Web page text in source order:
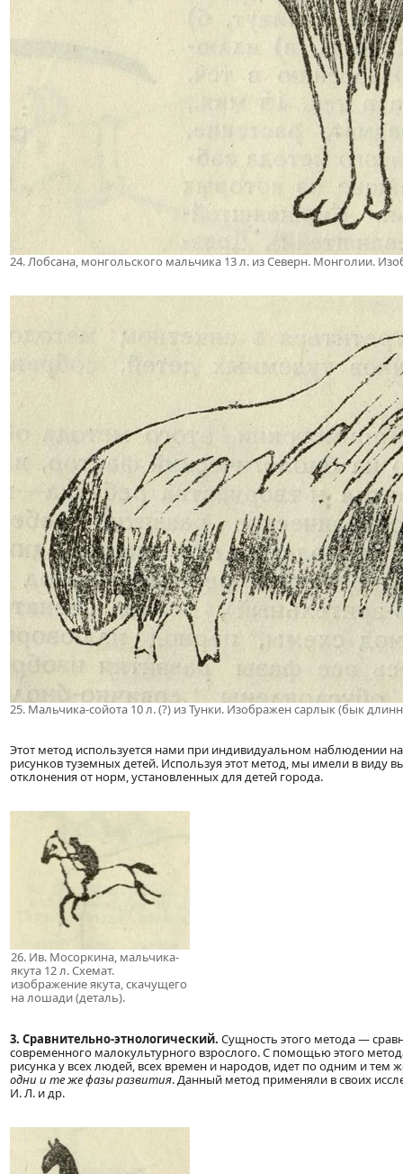
24. Лобсана, монгольского мальчика 13 л. из Северн. Монголии.
25. Мальчика-сойота 10 л. (?) из Тунки. Изображен сарлык (бык
Этот метод используется нами при индивидуальном наблюдении
рисунков туземных детей. Используя этот метод, мы имели в виду
отклонения от норм, установленных для детей города.
26. Ив. Мосоркина, мальчика-
якута 12 л. Схемат.
изображение якута, скачущего
на лошади (деталь).
3. Сравнительно-этнологический. Сущность этого метода —
современного малокультурного взрослого. С помощью этого
рисунка у всех людей, всех времен и народов, идет по одним и
одни и те же фазы развития. Данный метод применяли в своих
И. Л. и др.